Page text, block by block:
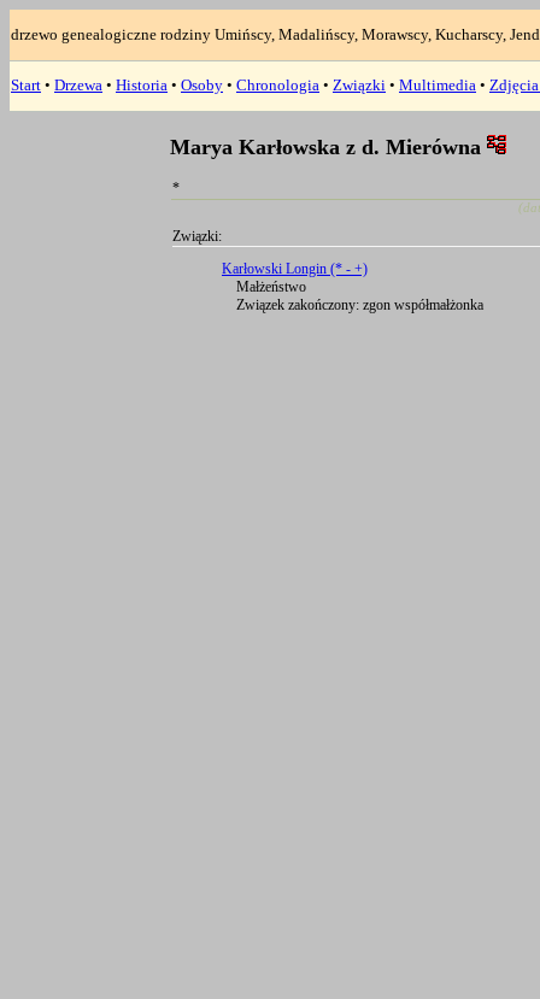
drzewo genealogiczne rodziny Umińscy, Madalińscy, Morawscy, Kucharscy,
Start • Drzewa • Historia • Osoby • Chronologia • Związki • Multimedia •
Marya Karłowska z d. Mierówna
*
Związki:
Karłowski Longin (* - +)
Małżeństwo
Związek zakończony: zgon współmałżonka